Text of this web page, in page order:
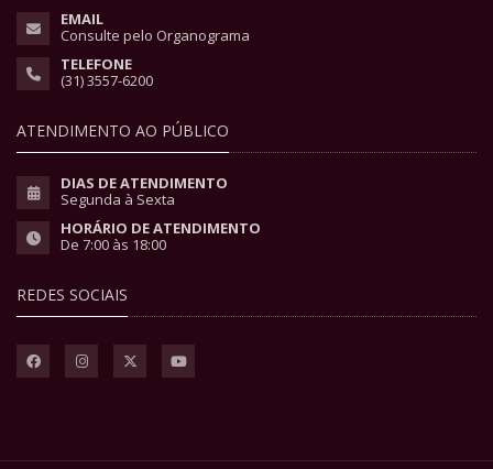
EMAIL
Consulte pelo Organograma
TELEFONE
(31) 3557-6200
ATENDIMENTO AO PÚBLICO
DIAS DE ATENDIMENTO
Segunda à Sexta
HORÁRIO DE ATENDIMENTO
De 7:00 às 18:00
REDES SOCIAIS